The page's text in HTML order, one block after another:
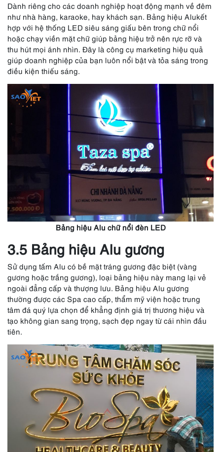
Dành riêng cho các doanh nghiệp hoạt động mạnh về đêm
như nhà hàng, karaoke, hay khách sạn. Bảng hiệu Alukết
hợp với hệ thống LED siêu sáng giấu bên trong chữ nổi
hoặc chạy viền mặt chữ giúp bảng hiệu trở nên rực rỡ và
thu hút mọi ánh nhìn. Đây là công cụ marketing hiệu quả
giúp doanh nghiệp của bạn luôn nổi bật và tỏa sáng trong
điều kiện thiếu sáng.
Bảng hiệu Alu chữ nổi đèn LED
3.5 Bảng hiệu Alu gương
Sử dụng tấm Alu có bề mặt tráng gương đặc biệt (vàng
gương hoặc trắng gương), loại bảng hiệu này mang lại vẻ
ngoài đẳng cấp và thượng lưu. Bảng hiệu Alu gương
thường được các Spa cao cấp, thẩm mỹ viện hoặc trung
tâm đá quý lựa chọn để khẳng định giá trị thương hiệu và
tạo không gian sang trọng, sạch đẹp ngay từ cái nhìn đầu
tiên.